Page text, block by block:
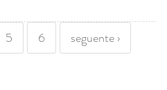
5 6
seguente ›